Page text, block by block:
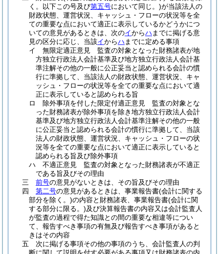
く。以下この号及び第五号において同じ。)が当該法人の
財政状態、運営状況、キャッシュ・フローの状況等を全
ての重要な点において適正に表示しているかどうかにつ
いての意見があるときは、次のイからハ までに掲げる意
見の区分に応じ、当該イからハ までに定める事項
イ
無限定適正意見 監査の対象となった財務諸表が地
方独立行政法人会計基準及び地方独立行政法人会計基
準注解その他の一般に公正妥当と認められる会計の慣
行に準拠して、当該法人の財政状態、運営状況、キャ
ッシュ・フローの状況等を全ての重要な点において適
正に表示していると認められる旨
ロ
除外事項を付した限定付適正意見 監査の対象とな
った財務諸表が除外事項を除き地方独立行政法人会計
基準及び地方独立行政法人会計基準注解その他の一般
に公正妥当と認められる会計の慣行に準拠して、当該
法人の財政状態、運営状況、キャッシュ・フローの状
況等を全ての重要な点において適正に表示していると
認められる旨及び除外事項
ハ
不適正意見 監査の対象となった財務諸表が不適正
である旨及びその理由
三
前号の意見がないときは、その旨及びその理由
四
第二号の意見があるときは、事業報告書(会計に関する
部分を除く。)の内容と財務諸表、事業報告書(会計に関
する部分に限る。)及び決算報告書の内容又は会計監査人
が監査の過程で得た知識との間の重要な相違等につい
て、報告すべき事項の有無及び報告すべき事項があると
きはその内容
五
次に掲げる事項その他の事項のうち、会計監査人の判